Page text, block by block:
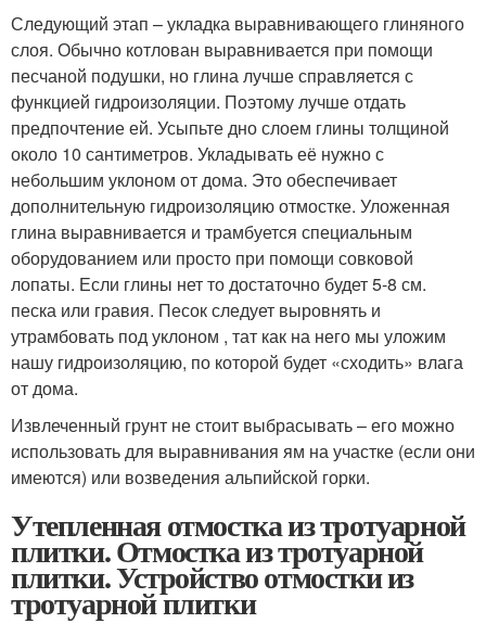
Следующий этап – укладка выравнивающего глиняного
слоя. Обычно котлован выравнивается при помощи
песчаной подушки, но глина лучше справляется с
функцией гидроизоляции. Поэтому лучше отдать
предпочтение ей. Усыпьте дно слоем глины толщиной
около 10 сантиметров. Укладывать её нужно с
небольшим уклоном от дома. Это обеспечивает
дополнительную гидроизоляцию отмостке. Уложенная
глина выравнивается и трамбуется специальным
оборудованием или просто при помощи совковой
лопаты. Если глины нет то достаточно будет 5-8 см.
песка или гравия. Песок следует выровнять и
утрамбовать под уклоном , тат как на него мы уложим
нашу гидроизоляцию, по которой будет «сходить» влага
от дома.
Извлеченный грунт не стоит выбрасывать – его можно
использовать для выравнивания ям на участке (если они
имеются) или возведения альпийской горки.
Утепленная отмостка из тротуарной
плитки. Отмостка из тротуарной
плитки. Устройство отмостки из
тротуарной плитки